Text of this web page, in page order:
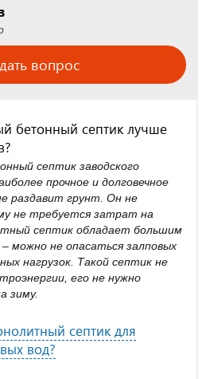
вопрос
бетонный септик лучше
септик заводского
прочное и долговечное
раздавит грунт. Он не
не требуется затрат на
септик обладает большим
можно не опасаться залповых
нагрузок. Такой септик не
его не нужно
зиму.
септик для
вод?